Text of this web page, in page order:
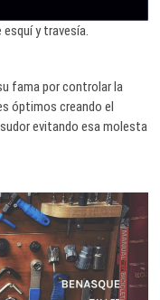
esquí y travesía.
fama por controlar la
óptimos creando el
evitando esa molesta